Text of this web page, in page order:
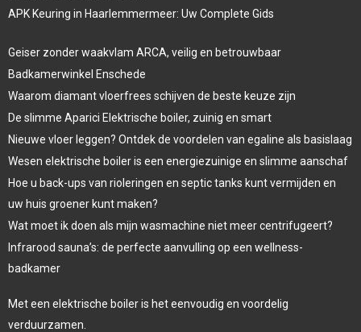
APK Keuring in Haarlemmermeer: Uw Complete Gids
Geiser zonder waakvlam ARCA, veilig en betrouwbaar
Badkamerwinkel Enschede
Waarom diamant vloerfrees schijven de beste keuze zijn
De slimme Aparici Elektrische boiler, zuinig en smart
Nieuwe vloer leggen? Ontdek de voordelen van egaline als basislaag
Wesen elektrische boiler is een energiezuinige en slimme aanschaf
Hoe u back-ups van rioleringen en septic tanks kunt vermijden en
uw huis groener kunt maken?
Wat moet ik doen als mijn wasmachine niet meer centrifugeert?
Infrarood sauna’s: de perfecte aanvulling op een wellness-
badkamer
Met een elektrische boiler is het eenvoudig en voordelig
verduurzamen.